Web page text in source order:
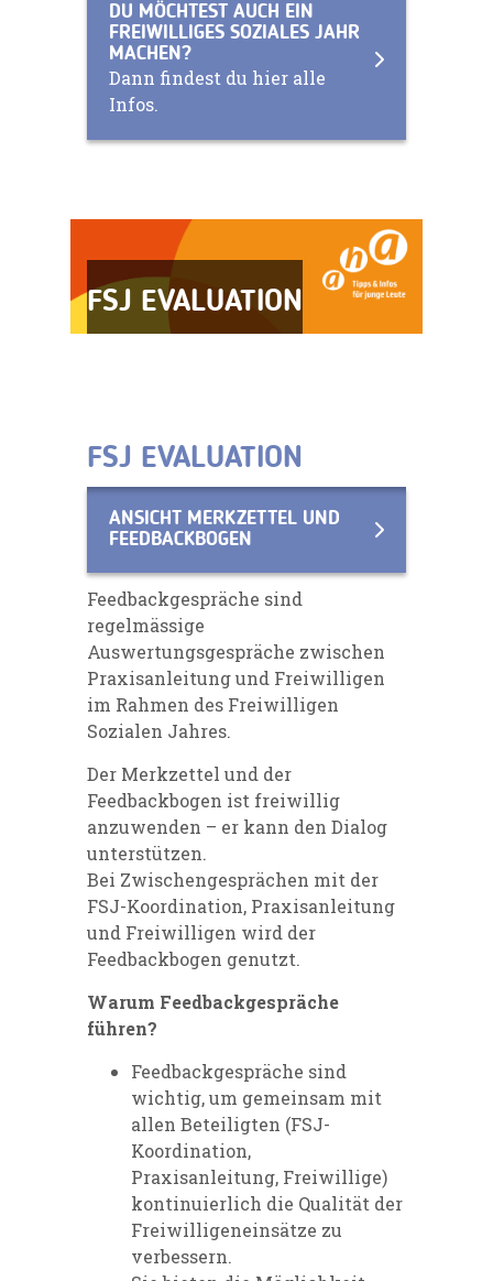
DU MÖCHTEST AUCH EIN
FREIWILLIGES SOZIALES JAHR
MACHEN?
Dann findest du hier alle
Infos.
FSJ EVALUATION
FSJ EVALUATION
ANSICHT MERKZETTEL UND
FEEDBACKBOGEN
Feedbackgespräche sind
regelmässige
Auswertungsgespräche zwischen
Praxisanleitung und Freiwilligen
im Rahmen des Freiwilligen
Sozialen Jahres.
Der Merkzettel und der
Feedbackbogen ist freiwillig
anzuwenden – er kann den Dialog
unterstützen.
Bei Zwischengesprächen mit der
FSJ-Koordination, Praxisanleitung
und Freiwilligen wird der
Feedbackbogen genutzt.
Warum Feedbackgespräche
führen?
Feedbackgespräche sind
wichtig, um gemeinsam mit
allen Beteiligten (FSJ-
Koordination,
Praxisanleitung, Freiwillige)
kontinuierlich die Qualität der
Freiwilligeneinsätze zu
verbessern.